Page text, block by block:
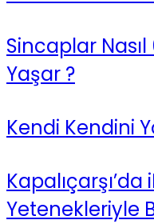
Sincaplar
Yaşar ?
Kendi Kendini
Kapalıçarşı’da
Yetenekleriyle